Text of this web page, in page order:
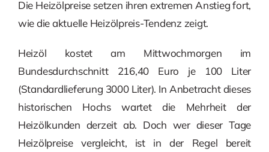
Die Heizölpreise setzen ihren extremen Anstieg fort,
wie die aktuelle Heizölpreis-Tendenz zeigt.
Heizöl kostet am Mittwochmorgen im
Bundesdurchschnitt 216,40 Euro je 100 Liter
(Standardlieferung 3000 Liter). In Anbetracht dieses
historischen Hochs wartet die Mehrheit der
Heizölkunden derzeit ab. Doch wer dieser Tage
Heizölpreise vergleicht, ist in der Regel bereit